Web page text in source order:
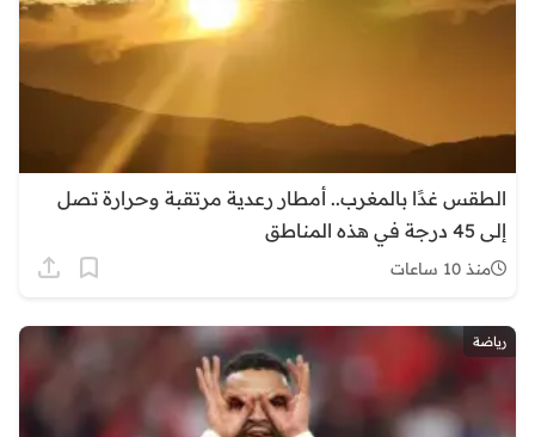
الطقس غدًا بالمغرب.. أمطار رعدية مرتقبة وحرارة تصل
إلى 45 درجة في هذه المناطق
منذ 10 ساعات
رياضة